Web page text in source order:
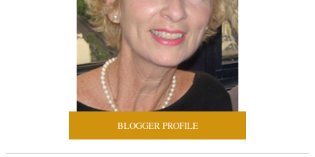
BLOGGER PROFILE